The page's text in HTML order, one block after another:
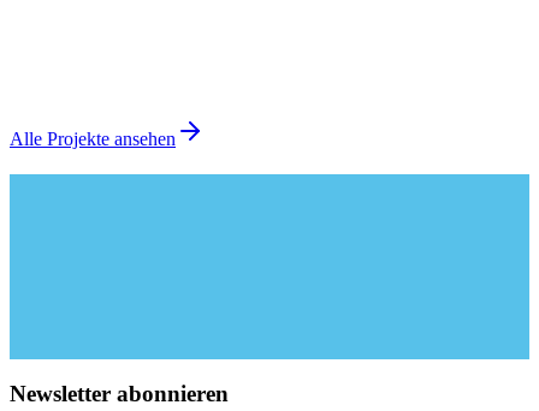
ReferenzprojektMehr erfahren
Alle Projekte ansehen
Newsletter abonnieren